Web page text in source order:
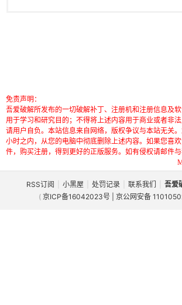
免责声明：
吾爱破解所发布的一切破解补丁、注册机和注册信息及
用于学习和研究目的；不得将上述内容用于商业或者非
请用户自负。本站信息来自网络，版权争议与本站无关
小时之内，从您的电脑中彻底删除上述内容。如果您喜
件，购买注册，得到更好的正版服务。如有侵权请邮件与
RSS订阅 小黑屋 处罚记录 联系我们
吾爱
( 京ICP备16042023号 | 京公网安备